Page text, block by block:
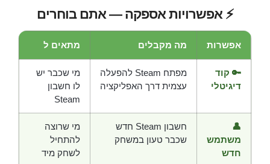
⚡ אפשרויות אספקה — אתם בוחרים
אפשרות מה מקבלים מתאים ל
🔑 קוד
דיגיטלי
מפתח Steam להפעלה
עצמית דרך האפליקציה
מי שכבר יש
לו חשבון
Steam
👤
משתמש
חדש
חשבון Steam חדש
שכבר טעון במשחק
מי שרוצה
להתחיל
לשחק מיד